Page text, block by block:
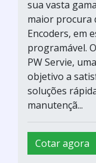
Encoder
PW SERVICE /
sua vasta
maior procura